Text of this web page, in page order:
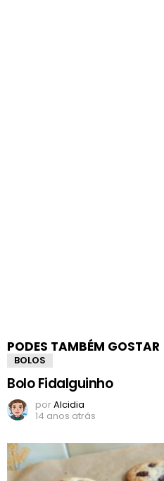
PODES TAMBÉM GOSTAR
BOLOS
Bolo Fidalguinho
porAlcidia
14 anos atrás